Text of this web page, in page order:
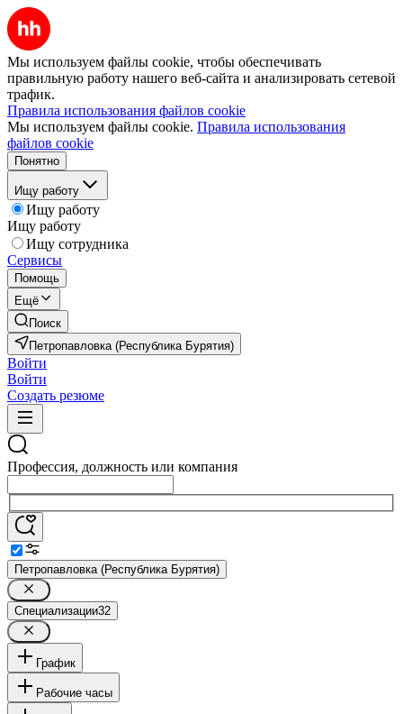
Мы используем файлы cookie, чтобы обеспечивать
правильную работу нашего веб-сайта и анализировать сетевой
трафик.
Правила использования файлов cookie
Мы используем файлы cookie. Правила использования
файлов cookie
Понятно
Ищу работу
Ищу работу
Ищу работу
Ищу сотрудника
Сервисы
Помощь
Ещё
Поиск
Петропавловка (Республика Бурятия)
Войти
Войти
Создать резюме
Профессия, должность или компания
Петропавловка (Республика Бурятия)
Специализации32
График
Рабочие часы